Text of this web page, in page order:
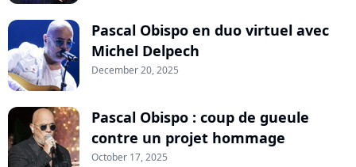
Pascal Obispo en duo virtuel avec
Michel Delpech
December 20, 2025
Pascal Obispo : coup de gueule
contre un projet hommage
October 17, 2025